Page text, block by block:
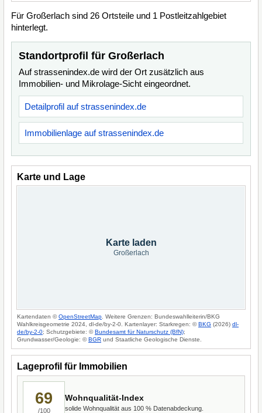
Für Großerlach sind 26 Ortsteile und 1 Postleitzahlgebiet
hinterlegt.
Standortprofil für Großerlach
Auf strassenindex.de wird der Ort zusätzlich aus
Immobilien- und Mikrolage-Sicht eingeordnet.
Detailprofil auf strassenindex.de
Immobilienlage auf strassenindex.de
Karte und Lage
Karte laden
Großerlach
Kartendaten ©OpenStreetMap . Weitere Grenzen: Bundeswahlleiterin/BKG
Wahlkreisgeometrie 2024, dl-de/by-2-0. Kartenlayer: Starkregen: ©BKG (2026) dl-
de/by-2-0; Schutzgebiete: ©Bundesamt für Naturschutz (BfN);
Grundwasser/Geologie: ©BGR und Staatliche Geologische Dienste.
Lageprofil für Immobilien
69
/100
Wohnqualität-Index
solide Wohnqualität aus 100 % Datenabdeckung.